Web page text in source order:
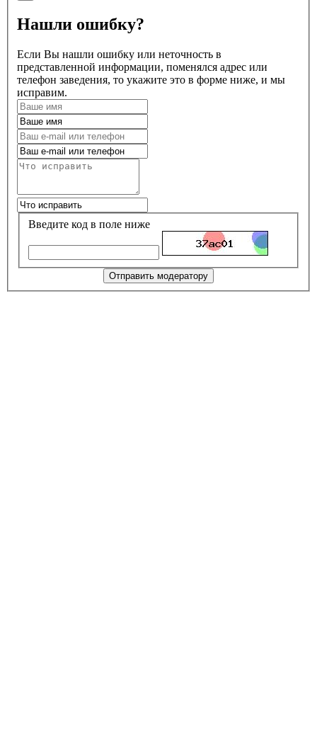
Нашли ошибку?
Если Вы нашли ошибку или неточность в
представленной информации, поменялся адрес или
телефон заведения, то укажите это в форме ниже, и мы
исправим.
Введите код в поле ниже
Отправить модератору